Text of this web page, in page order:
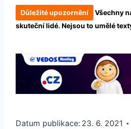
Důležité upozornění
Všechny
skuteční lidé. Nejsou to umělé
Datum publikace: 23. 6. 2021